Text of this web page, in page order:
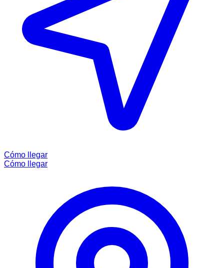
Cómo llegar
Cómo llegar